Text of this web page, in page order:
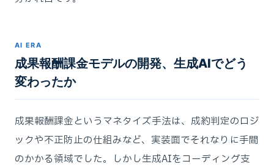
AI ERA
成果報酬課金モデルの開発、生成AIでどう
変わったか
成果報酬課金というマネタイズ手法は、成約判定のロジ
ックや不正防止の仕組みなど、実装面でそれなりに手間
のかかる領域でした。しかし生成AIをコーディング支